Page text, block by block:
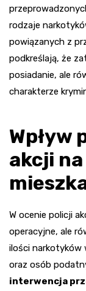
rodzaje
powiązanych z
podkreślają, że
posiadanie, ale
charakterze
Wpływ
akcji
W ocenie policji
operacyjne, ale
ilości narkotyków
oraz osób
interwencja